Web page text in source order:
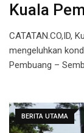
Kuala
CATATAN.CO,ID,
mengeluhkan
Pembuang –
BERITA UTAMA